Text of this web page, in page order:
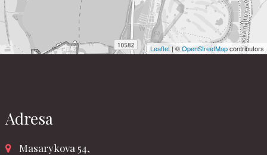
Leaflet| ©OpenStreetMapcontributors
Adresa
Masarykova 54,